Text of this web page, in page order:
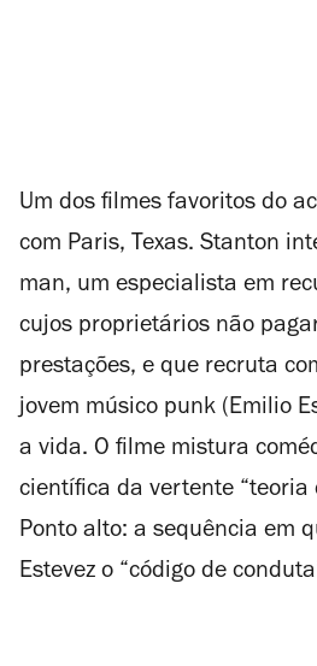
Um dos filmes favoritos do
com Paris, Texas. Stanton
man, um especialista em
cujos proprietários não
prestações, e que recruta
jovem músico punk (Emilio
a vida. O filme mistura
científica da vertente “teoria
Ponto alto: a sequência em
Estevez o “código de